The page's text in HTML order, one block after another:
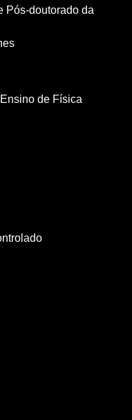
Pós-doutorado da
de Física